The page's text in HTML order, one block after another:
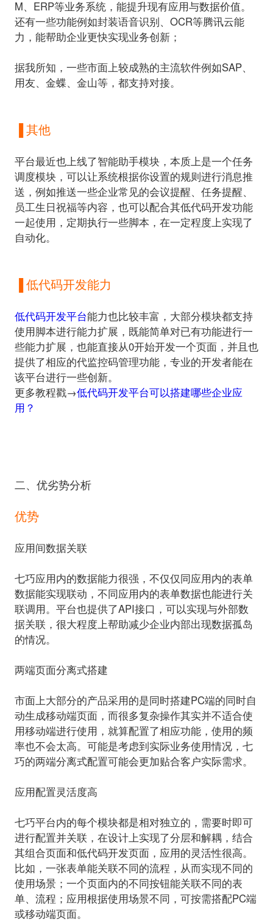
M、ERP等业务系统，能提升现有应用与数据价值。
还有一些功能例如封装语音识别、OCR等腾讯云能
力，能帮助企业更快实现业务创新；
据我所知，一些市面上较成熟的主流软件例如SAP、
用友、金蝶、金山等，都支持对接。
▐ 其他
平台最近也上线了智能助手模块，本质上是一个任务
调度模块，可以让系统根据你设置的规则进行消息推
送，例如推送一些企业常见的会议提醒、任务提醒、
员工生日祝福等内容，也可以配合其低代码开发功能
一起使用，定期执行一些脚本，在一定程度上实现了
自动化。
▐ 低代码开发能力
低代码开发平台能力也比较丰富，大部分模块都支持
使用脚本进行能力扩展，既能简单对已有功能进行一
些能力扩展，也能直接从0开始开发一个页面，并且也
提供了相应的代监控码管理功能，专业的开发者能在
更多教程戳→低代码开发平台可以搭建哪些企业应
用？
二、优劣势分析
优势
应用间数据关联
七巧应用内的数据能力很强，不仅仅同应用内的表单
数据能实现联动，不同应用内的表单数据也能进行关
联调用。平台也提供了API接口，可以实现与外部数
据关联，很大程度上帮助减少企业内部出现数据孤岛
的情况。
两端页面分离式搭建
市面上大部分的产品采用的是同时搭建PC端的同时自
动生成移动端页面，而很多复杂操作其实并不适合使
用移动端进行使用，就算配置了相应功能，使用的频
率也不会太高。可能是考虑到实际业务使用情况，七
巧的两端分离式配置可能会更加贴合客户实际需求。
应用配置灵活度高
七巧平台内的每个模块都是相对独立的，需要时即可
进行配置并关联，在设计上实现了分层和解耦，结合
其组合页面和低代码开发页面，应用的灵活性很高。
比如，一张表单能关联不同的流程，从而实现不同的
使用场景；一个页面内的不同按钮能关联不同的表
单、流程；应用根据使用场景不同，可按需搭配PC端
或移动端页面。